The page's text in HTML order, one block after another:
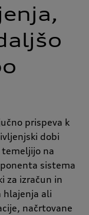
prispeva k
dobi
na
sistema
za izračun in
hlajenja ali
načrtovane